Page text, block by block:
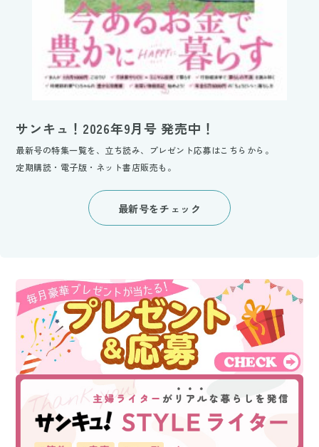
サンキュ！2026年9月号 発売中！
最新号の特集一覧を、立ち読み、プレゼント応募はこちらから。
定期購読・電子版・ネット書店販売も。
最新号をチェック